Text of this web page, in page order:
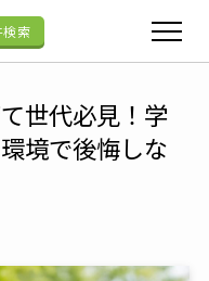
検索
世代必見！学
境で後悔しな